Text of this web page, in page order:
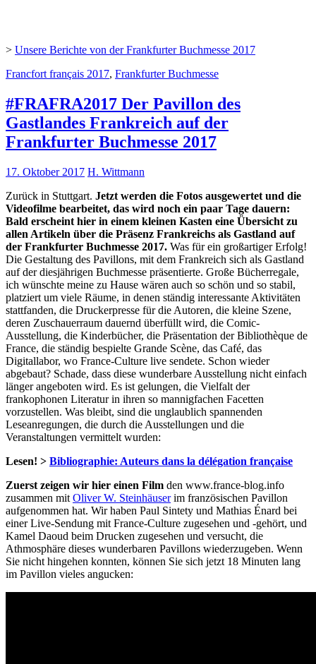
> Unsere Berichte von der Frankfurter Buchmesse 2017
Francfort français 2017, Frankfurter Buchmesse
#FRAFRA2017 Der Pavillon des
Gastlandes Frankreich auf der
Frankfurter Buchmesse 2017
17. Oktober 2017 H. Wittmann
Zurück in Stuttgart. Jetzt werden die Fotos ausgewertet und die
Videofilme bearbeitet, das wird noch ein paar Tage dauern:
Bald erscheint hier in einem kleinen Kasten eine Übersicht zu
allen Artikeln über die Präsenz Frankreichs als Gastland auf
der Frankfurter Buchmesse 2017. Was für ein großartiger Erfolg!
Die Gestaltung des Pavillons, mit dem Frankreich sich als Gastland
auf der diesjährigen Buchmesse präsentierte. Große Bücherregale,
ich wünschte meine zu Hause wären auch so schön und so stabil,
platziert um viele Räume, in denen ständig interessante Aktivitäten
stattfanden, die Druckerpresse für die Autoren, die kleine Szene,
deren Zuschauerraum dauernd überfüllt wird, die Comic-
Ausstellung, die Kinderbücher, die Präsentation der Bibliothèque de
France, die ständig bespielte Grande Scène, das Café, das
Digitallabor, wo France-Culture live sendete. Schon wieder
abgebaut? Schade, dass diese wunderbare Ausstellung nicht einfach
länger angeboten wird. Es ist gelungen, die Vielfalt der
frankophonen Literatur in ihren so mannigfachen Facetten
vorzustellen. Was bleibt, sind die unglaublich spannenden
Leseanregungen, die durch die Ausstellungen und die
Veranstaltungen vermittelt wurden:
Lesen! > Bibliographie: Auteurs dans la délégation française
Zuerst zeigen wir hier einen Film den www.france-blog.info
zusammen mit Oliver W. Steinhäuserim französischen Pavillon
aufgenommen hat. Wir haben Paul Sintety und Mathias Énard bei
einer Live-Sendung mit France-Culture zugesehen und -gehört, und
Kamel Daoud beim Drucken zugesehen und versucht, die
Athmosphäre dieses wunderbaren Pavillons wiederzugeben. Wenn
Sie nicht hingehen konnten, können Sie sich jetzt 18 Minuten lang
im Pavillon vieles angucken: